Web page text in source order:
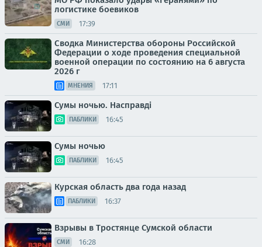
логистике боевиков
СМИ 17:39
Сводка Министерства обороны Российской
Федерации о ходе проведения специальной
военной операции по состоянию на 6 августа
2026 г
МНЕНИЯ 17:11
Сумы ночью. Насправді
ПАБЛИКИ 16:45
Сумы ночью
ПАБЛИКИ 16:45
Курская область два года назад
ПАБЛИКИ 16:37
Взрывы в Тростянце Сумской области
СМИ 16:28